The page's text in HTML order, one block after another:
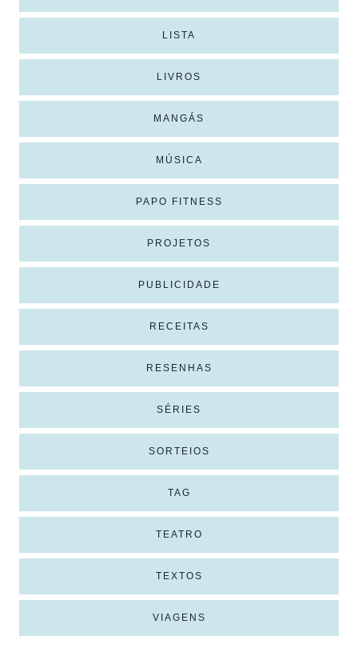
LISTA
LIVROS
MANGÁS
MÚSICA
PAPO FITNESS
PROJETOS
PUBLICIDADE
RECEITAS
RESENHAS
SÉRIES
SORTEIOS
TAG
TEATRO
TEXTOS
VIAGENS